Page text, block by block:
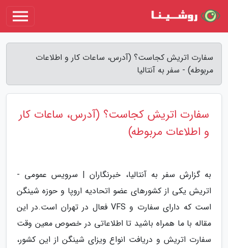
سفارت اتریش کجاست؟ (آدرس، ساعات کار و اطلاعات
مربوطه) - سفر به آنتالیا
سفارت اتریش کجاست؟ (آدرس، ساعات کار
و اطلاعات مربوطه)
به گزارش سفر به آنتالیا، خبرنگاران | سرویس عمومی -
اتریش یکی از کشورهای عضو اتحادیه اروپا و حوزه شینگن
است که دارای سفارت و VFS فعال در تهران است.در این
مقاله با ما همراه باشید تا اطلاعاتی در خصوص معین وقت
سفارت اتریش و دریافت انواع ویزای شینگن از این کشور،